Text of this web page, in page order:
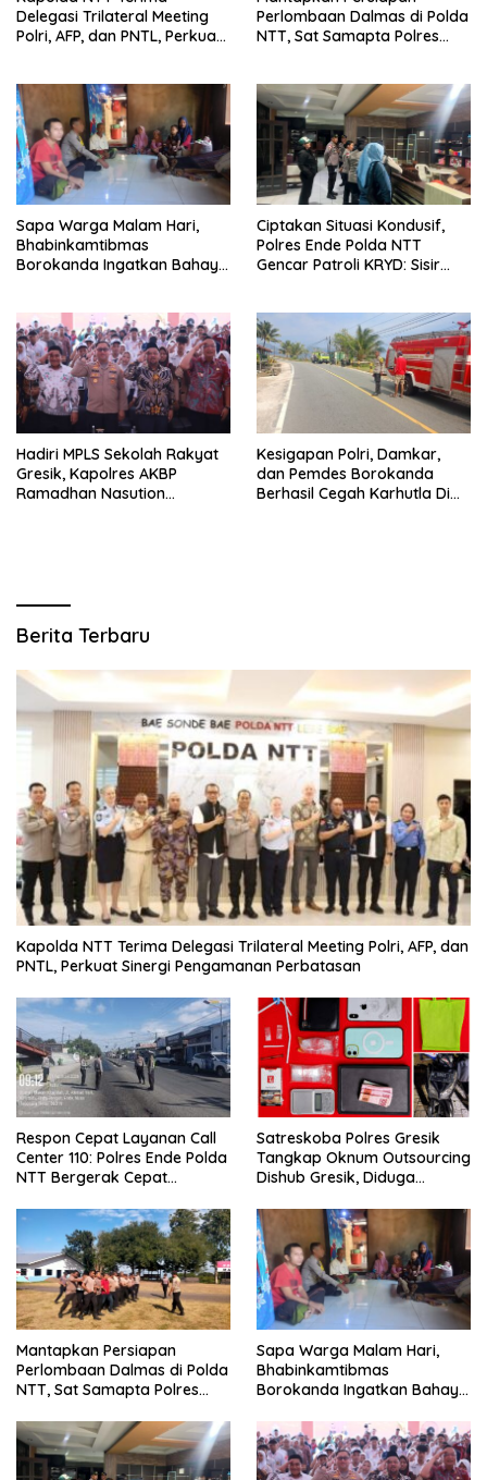
Delegasi Trilateral Meeting
Polri, AFP, dan PNTL, Perkuat
Perlombaan Dalmas di Polda
NTT, Sat Samapta Polres
Sapa Warga Malam Hari,
Bhabinkamtibmas
Borokanda Ingatkan Bahaya
Ciptakan Situasi Kondusif,
Polres Ende Polda NTT
Gencar Patroli KRYD: Sisir
Hadiri MPLS Sekolah Rakyat
Gresik, Kapolres AKBP
Ramadhan Nasution
Kesigapan Polri, Damkar,
dan Pemdes Borokanda
Berhasil Cegah Karhutla Di
Berita Terbaru
Kapolda NTT Terima Delegasi Trilateral Meeting Polri, AFP, dan
PNTL, Perkuat Sinergi Pengamanan Perbatasan
Respon Cepat Layanan Call
Center 110: Polres Ende Polda
NTT Bergerak Cepat
Simpang Lima
Satreskoba Polres Gresik
Tangkap Oknum Outsourcing
Dishub Gresik, Diduga
Bangkalan
Mantapkan Persiapan
Perlombaan Dalmas di Polda
NTT, Sat Samapta Polres
Peningkatan Kemampuan
Sapa Warga Malam Hari,
Bhabinkamtibmas
Borokanda Ingatkan Bahaya
Kamtibmas